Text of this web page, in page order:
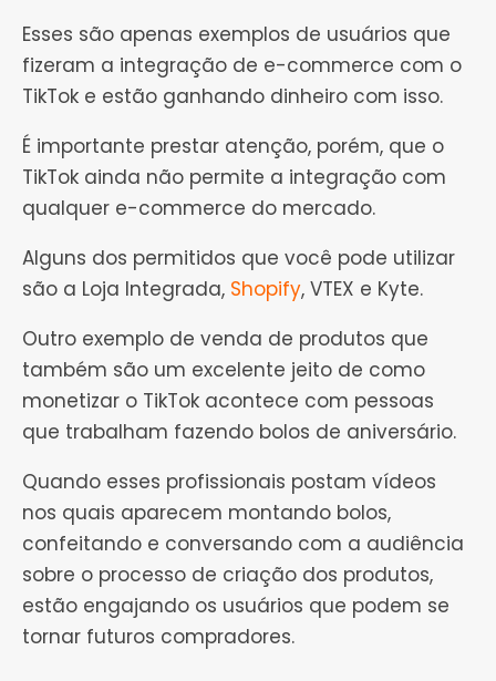
Esses são apenas exemplos de usuários que
fizeram a integração de e-commerce com o
TikTok e estão ganhando dinheiro com isso.
É importante prestar atenção, porém, que o
TikTok ainda não permite a integração com
qualquer e-commerce do mercado.
Alguns dos permitidos que você pode utilizar
são a Loja Integrada, Shopify, VTEX e Kyte.
Outro exemplo de venda de produtos que
também são um excelente jeito de como
monetizar o TikTok acontece com pessoas
que trabalham fazendo bolos de aniversário.
Quando esses profissionais postam vídeos
nos quais aparecem montando bolos,
confeitando e conversando com a audiência
sobre o processo de criação dos produtos,
estão engajando os usuários que podem se
tornar futuros compradores.